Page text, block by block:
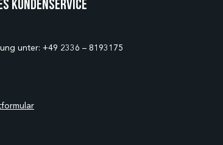
Kundenservice
unter: +49 2336 – 8193175